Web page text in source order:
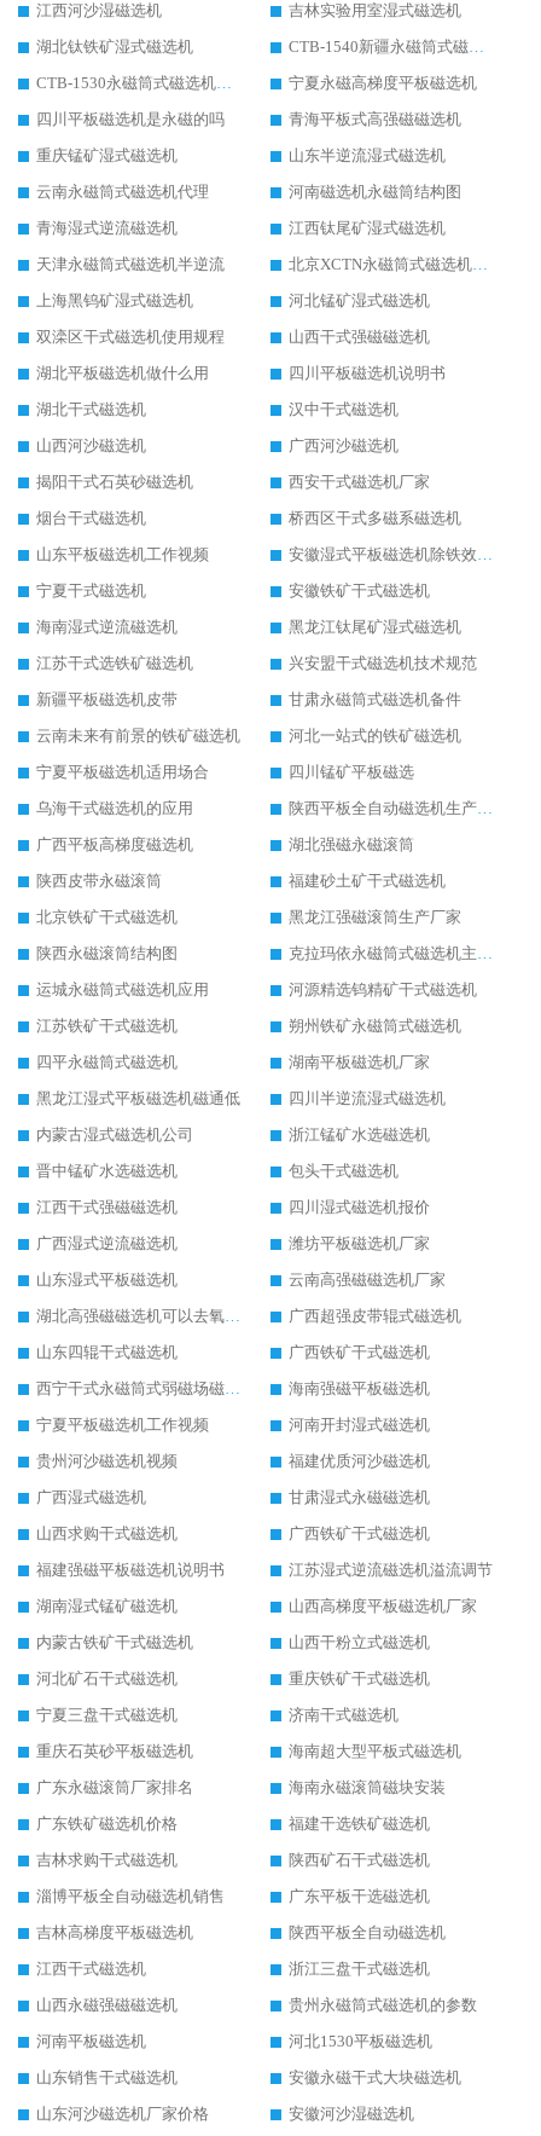
江西河沙湿磁选机
吉林实验用室湿式磁选机
湖北钛铁矿湿式磁选机
宁夏永磁高梯度平板磁选机
四川平板磁选机是永磁的吗
青海平板式高强磁磁选机
重庆锰矿湿式磁选机
山东半逆流湿式磁选机
云南永磁筒式磁选机代理
河南磁选机永磁筒结构图
青海湿式逆流磁选机
江西钛尾矿湿式磁选机
天津永磁筒式磁选机半逆流
上海黑钨矿湿式磁选机
河北锰矿湿式磁选机
双滦区干式磁选机使用规程
山西干式强磁磁选机
湖北平板磁选机做什么用
四川平板磁选机说明书
湖北干式磁选机
汉中干式磁选机
山西河沙磁选机
广西河沙磁选机
揭阳干式石英砂磁选机
西安干式磁选机厂家
烟台干式磁选机
桥西区干式多磁系磁选机
山东平板磁选机工作视频
宁夏干式磁选机
安徽铁矿干式磁选机
海南湿式逆流磁选机
黑龙江钛尾矿湿式磁选机
江苏干式选铁矿磁选机
兴安盟干式磁选机技术规范
新疆平板磁选机皮带
甘肃永磁筒式磁选机备件
云南未来有前景的铁矿磁选机
河北一站式的铁矿磁选机
宁夏平板磁选机适用场合
四川锰矿平板磁选
乌海干式磁选机的应用
广西平板高梯度磁选机
湖北强磁永磁滚筒
陕西皮带永磁滚筒
福建砂土矿干式磁选机
北京铁矿干式磁选机
黑龙江强磁滚筒生产厂家
陕西永磁滚筒结构图
运城永磁筒式磁选机应用
河源精选钨精矿干式磁选机
江苏铁矿干式磁选机
朔州铁矿永磁筒式磁选机
四平永磁筒式磁选机
湖南平板磁选机厂家
黑龙江湿式平板磁选机磁通低
四川半逆流湿式磁选机
内蒙古湿式磁选机公司
浙江锰矿水选磁选机
晋中锰矿水选磁选机
包头干式磁选机
江西干式强磁磁选机
四川湿式磁选机报价
广西湿式逆流磁选机
潍坊平板磁选机厂家
山东湿式平板磁选机
云南高强磁磁选机厂家
广西超强皮带辊式磁选机
山东四辊干式磁选机
广西铁矿干式磁选机
海南强磁平板磁选机
宁夏平板磁选机工作视频
河南开封湿式磁选机
贵州河沙磁选机视频
福建优质河沙磁选机
广西湿式磁选机
甘肃湿式永磁磁选机
山西求购干式磁选机
广西铁矿干式磁选机
福建强磁平板磁选机说明书
江苏湿式逆流磁选机溢流调节
湖南湿式锰矿磁选机
山西高梯度平板磁选机厂家
内蒙古铁矿干式磁选机
山西干粉立式磁选机
河北矿石干式磁选机
重庆铁矿干式磁选机
宁夏三盘干式磁选机
济南干式磁选机
重庆石英砂平板磁选机
海南超大型平板式磁选机
广东永磁滚筒厂家排名
海南永磁滚筒磁块安装
广东铁矿磁选机价格
福建干选铁矿磁选机
吉林求购干式磁选机
陕西矿石干式磁选机
淄博平板全自动磁选机销售
广东平板干选磁选机
吉林高梯度平板磁选机
陕西平板全自动磁选机
江西干式磁选机
浙江三盘干式磁选机
山西永磁强磁磁选机
贵州永磁筒式磁选机的参数
河南平板磁选机
河北1530平板磁选机
山东销售干式磁选机
安徽永磁干式大块磁选机
山东河沙磁选机厂家价格
安徽河沙湿磁选机